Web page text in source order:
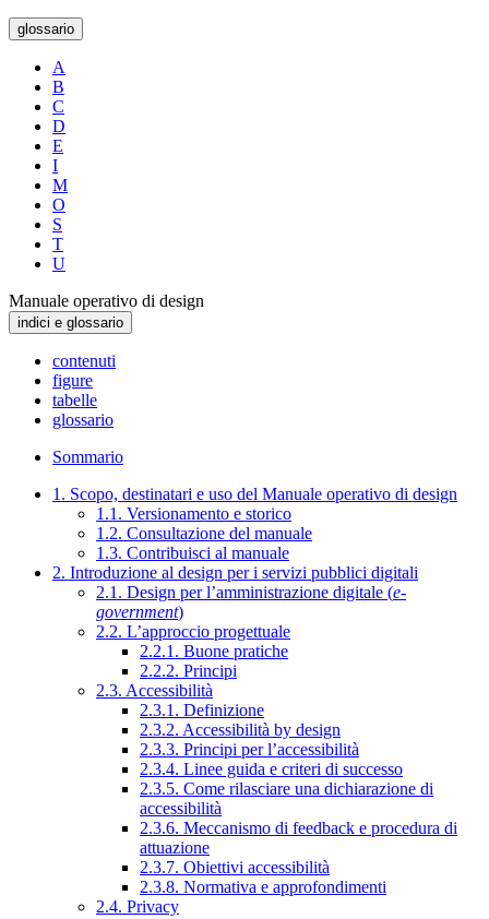
glossario
A
B
C
D
E
I
M
O
S
T
U
Manuale operativo di design
indici e glossario
contenuti
figure
tabelle
glossario
Sommario
1. Scopo, destinatari e uso del Manuale operativo di design
1.1. Versionamento e storico
1.2. Consultazione del manuale
1.3. Contribuisci al manuale
2. Introduzione al design per i servizi pubblici digitali
2.1. Design per l’amministrazione digitale (e-
government)
2.2. L’approccio progettuale
2.2.1. Buone pratiche
2.2.2. Principi
2.3. Accessibilità
2.3.1. Definizione
2.3.2. Accessibilità by design
2.3.3. Principi per l’accessibilità
2.3.4. Linee guida e criteri di successo
2.3.5. Come rilasciare una dichiarazione di
accessibilità
2.3.6. Meccanismo di feedback e procedura di
attuazione
2.3.7. Obiettivi accessibilità
2.3.8. Normativa e approfondimenti
2.4. Privacy